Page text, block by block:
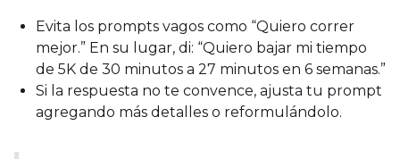
Evita los prompts vagos como “Quiero correr
mejor.” En su lugar, di: “Quiero bajar mi tiempo
de 5K de 30 minutos a 27 minutos en 6 semanas.”
Si la respuesta no te convence, ajusta tu prompt
agregando más detalles o reformulándolo.